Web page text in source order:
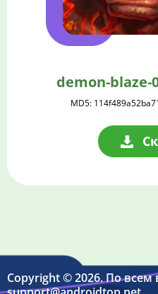
demon-blaze-
MD5:
Copyright © 2026. По всем